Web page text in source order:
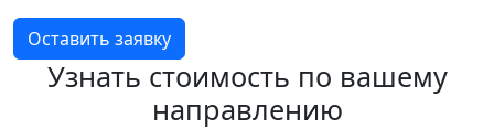
Оставить заявку
Узнать стоимость по вашему
направлению